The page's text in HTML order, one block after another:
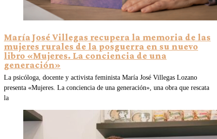
María José Villegas recupera la memoria de las
mujeres rurales de la posguerra en su nuevo
libro «Mujeres. La conciencia de una
generación»
La psicóloga, docente y activista feminista María José Villegas Lozano
presenta «Mujeres. La conciencia de una generación», una obra que rescata
la